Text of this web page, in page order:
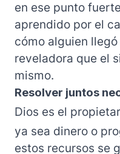
en ese punto
aprendido por el
cómo alguien
reveladora que el
mismo.
Resolver juntos
Dios es el
ya sea dinero o
estos recursos se